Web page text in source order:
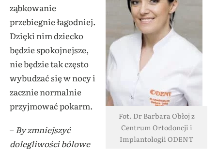
Fot. Dr Barbara Obłoj z
Centrum Ortodoncji i
Implantologii ODENT
ząbkowanie
przebiegnie łagodniej.
Dzięki nim dziecko
będzie spokojnejsze,
nie będzie tak często
wybudzać się w nocy i
zacznie normalnie
przyjmować pokarm.
– By zmniejszyć
dolegliwości bólowe